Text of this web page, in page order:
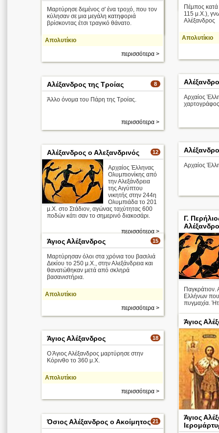
Απολυτίκιο
περισσότερα >
Πέμπος
115 μ.Χ.),
Αλέξανδρος
Απολυτίκιο
Μαρτύρησε δεμένος σ' ένα τροχό, που τον
κύλησαν σε μια μεγάλη κατηφοριά
βρίσκοντας έτσι τραγικό θάνατο.
Απολυτίκιο
περισσότερα >
Αρχαίος
8
Αλέξανδρος της Τροίας
Άλλο όνομα του Πάρη της Τροίας.
περισσότερα >
Αρχαίος
12
Αλέξανδρος ο Αλεξανδρινός
Αρχαίος Έλληνας
Ολυμπιονίκης από
την Αλεξάνδρεια
της Αιγύπτου
νικητής στην 244η
Ολυμπιάδα το 201
μ.Χ. στο Στάδιον, αγώνας ταχύτητας 600
ποδών κάτι σαν το σημερινό διακοσάρι.
περισσότερα >
Γ.
Παγκράτιον.
Ελλήνων
πυγμαχία.
15
Άγιος Αλέξανδρος
Μαρτύρησαν όλοι στα χρόνια του βασιλιά
Δεκίου το 250 μ.Χ., στην Αλεξάνδρεια και
θανατώθηκαν μετά από σκληρά
βασανιστήρια.
Απολυτίκιο
περισσότερα >
Άγιος
18
Άγιος Αλέξανδρος
Ο Άγιος Αλέξανδρος μαρτύρησε στην
Κόρινθο το 360 μ.Χ.
Απολυτίκιο
περισσότερα >
Άγιος
21
Όσιος Αλέξανδρος ο Ακοίμητος